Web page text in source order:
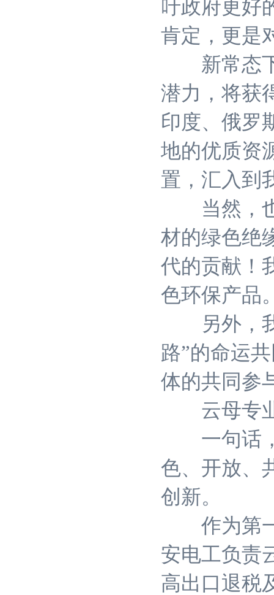
吁政府更好
肯定，更是
新常态下
潜力，将获
印度、俄罗
地的优质资
置，汇入到
当然，也
材的绿色绝
代的贡献！
色环保产品
另外，我
路”的命运
体的共同参
云母专业
一句话，
色、开放、
创新。
作为第一
安电工负责
高出口退税